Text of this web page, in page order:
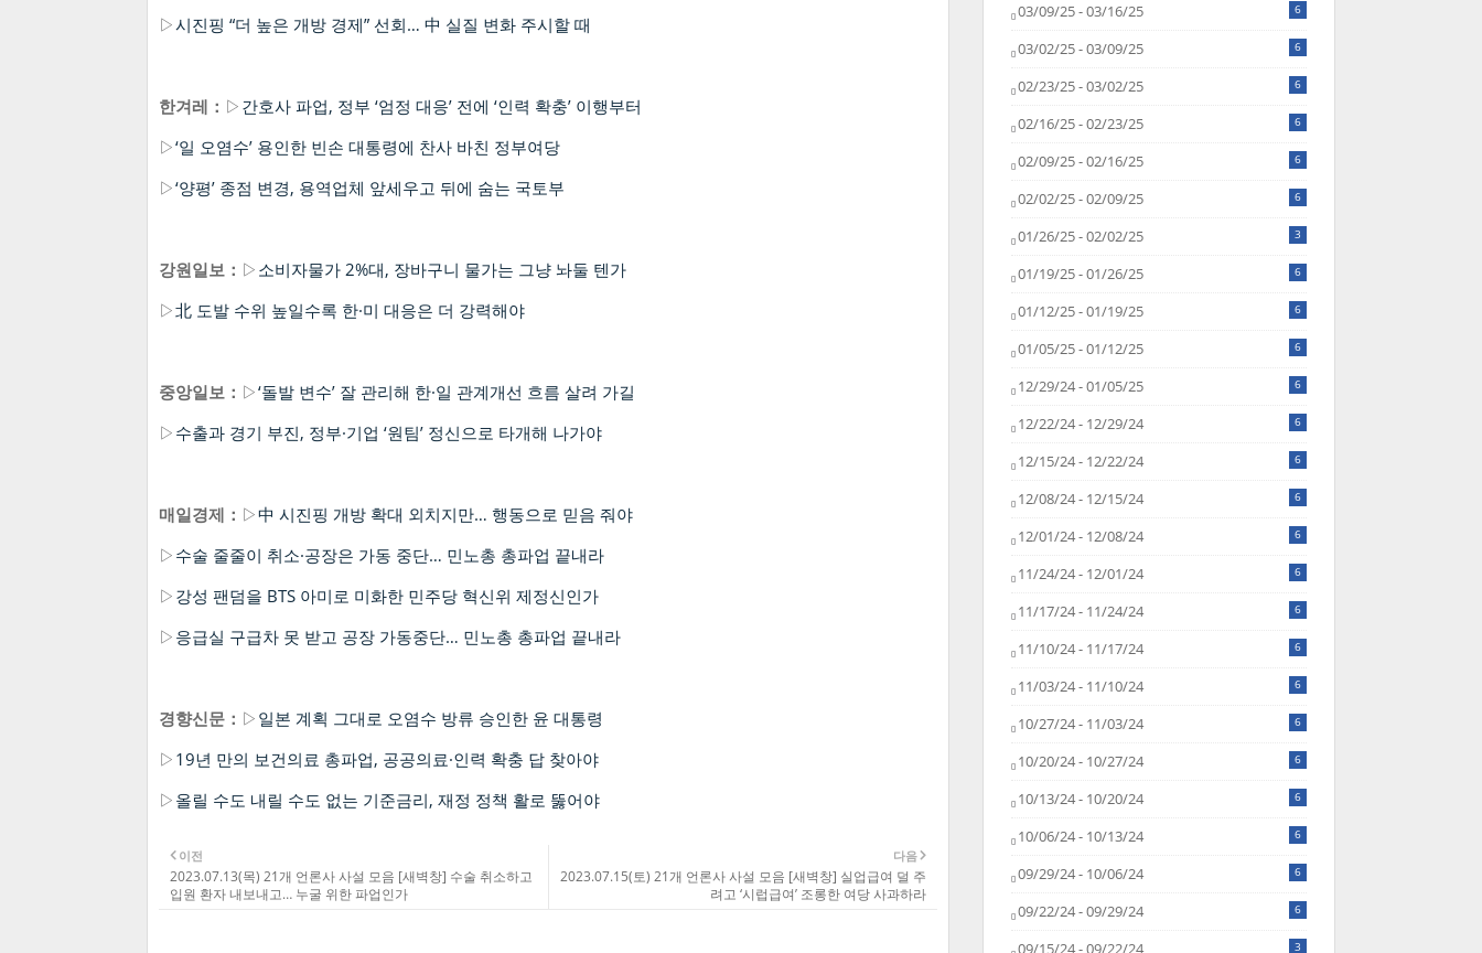
▷시진핑 “더 높은 개방 경제” 선회… 中 실질 변화 주시할 때
한겨레： ▷ 간호사 파업, 정부 ‘엄정 대응’ 전에 ‘인력 확충’ 이행부터
▷‘일 오염수’ 용인한 빈손 대통령에 찬사 바친 정부여당
▷‘양평’ 종점 변경, 용역업체 앞세우고 뒤에 숨는 국토부
강원일보： ▷ 소비자물가 2%대, 장바구니 물가는 그냥 놔둘 텐가
▷北 도발 수위 높일수록 한·미 대응은 더 강력해야
중앙일보： ▷‘돌발 변수’ 잘 관리해 한·일 관계개선 흐름 살려 가길
▷ 수출과 경기 부진, 정부·기업 ‘원팀’ 정신으로 타개해 나가야
매일경제： ▷中 시진핑 개방 확대 외치지만… 행동으로 믿음 줘야
▷ 수술 줄줄이 취소·공장은 가동 중단… 민노총 총파업 끝내라
▷ 강성 팬덤을 BTS 아미로 미화한 민주당 혁신위 제정신인가
▷ 응급실 구급차 못 받고 공장 가동중단… 민노총 총파업 끝내라
경향신문： ▷ 일본 계획 그대로 오염수 방류 승인한 윤 대통령
▷ 19년 만의 보건의료 총파업, 공공의료·인력 확충 답 찾아야
▷ 올릴 수도 내릴 수도 없는 기준금리, 재정 정책 활로 뚫어야
다음
2023.07.15(토) 21개 언론사 사설 모음 [새벽창] 실업급여 덜 주
려고 ‘시럽급여’ 조롱한 여당 사과하라
이전
2023.07.13(목) 21개 언론사 사설 모음 [새벽창] 수술 취소하고
입원 환자 내보내고… 누굴 위한 파업인가
03/09/25 - 03/16/25 6
03/02/25 - 03/09/25 6
02/23/25 - 03/02/25 6
02/16/25 - 02/23/25 6
02/09/25 - 02/16/25 6
02/02/25 - 02/09/25 6
01/26/25 - 02/02/25 3
01/19/25 - 01/26/25 6
01/12/25 - 01/19/25 6
01/05/25 - 01/12/25 6
12/29/24 - 01/05/25 6
12/22/24 - 12/29/24 6
12/15/24 - 12/22/24 6
12/08/24 - 12/15/24 6
12/01/24 - 12/08/24 6
11/24/24 - 12/01/24 6
11/17/24 - 11/24/24 6
11/10/24 - 11/17/24 6
11/03/24 - 11/10/24 6
10/27/24 - 11/03/24 6
10/20/24 - 10/27/24 6
10/13/24 - 10/20/24 6
10/06/24 - 10/13/24 6
09/29/24 - 10/06/24 6
09/22/24 - 09/29/24 6
09/15/24 - 09/22/24 3